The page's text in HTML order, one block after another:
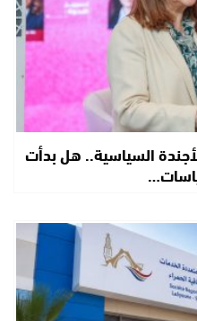
السياسية.. هل بدأت